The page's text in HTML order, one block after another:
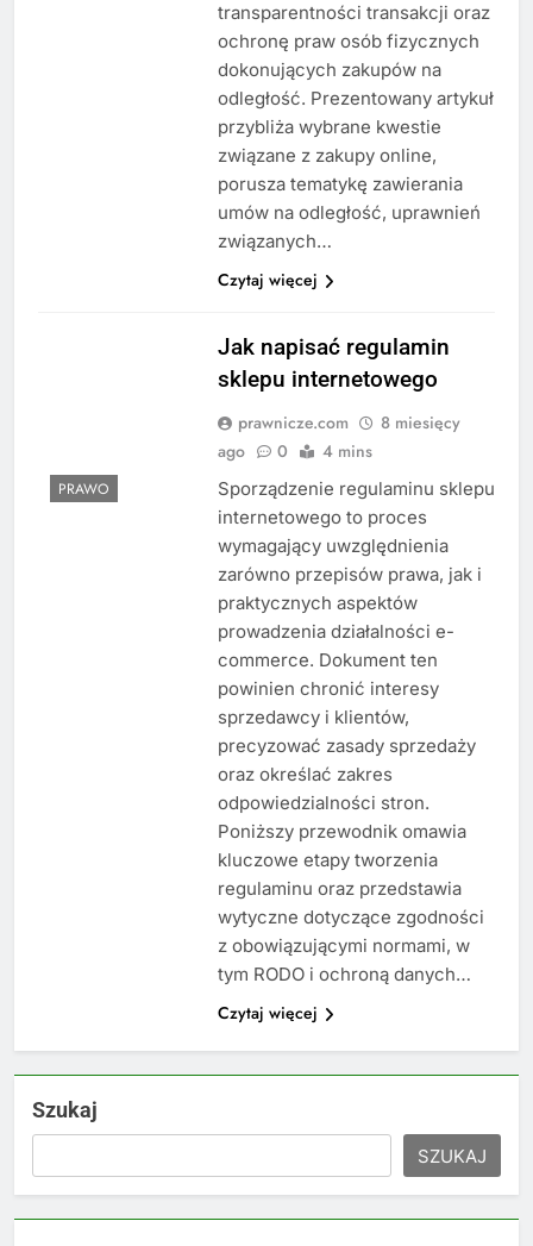
transparentności transakcji oraz
ochronę praw osób fizycznych
dokonujących zakupów na
odległość. Prezentowany artykuł
przybliża wybrane kwestie
związane z zakupy online,
porusza tematykę zawierania
umów na odległość, uprawnień
związanych…
Czytaj więcej
PRAWO
Jak napisać regulamin
sklepu internetowego
prawnicze.com
8 miesięcy
ago
0 4 mins
Sporządzenie regulaminu sklepu
internetowego to proces
wymagający uwzględnienia
zarówno przepisów prawa, jak i
praktycznych aspektów
prowadzenia działalności e-
commerce. Dokument ten
powinien chronić interesy
sprzedawcy i klientów,
precyzować zasady sprzedaży
oraz określać zakres
odpowiedzialności stron.
Poniższy przewodnik omawia
kluczowe etapy tworzenia
regulaminu oraz przedstawia
wytyczne dotyczące zgodności
z obowiązującymi normami, w
tym RODO i ochroną danych…
Czytaj więcej
Szukaj
SZUKAJ